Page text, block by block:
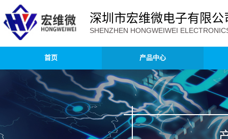
深圳市宏维微电子有限公
SHENZHEN HONGWEIWEI
首页 产品中心